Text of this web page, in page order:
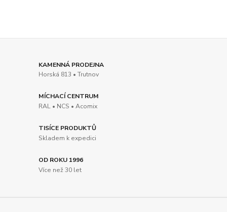
KAMENNÁ PRODEJNA
Horská 813 • Trutnov
MÍCHACÍ CENTRUM
RAL • NCS • Acomix
TISÍCE PRODUKTŮ
Skladem k expedici
OD ROKU 1996
Více než 30 let